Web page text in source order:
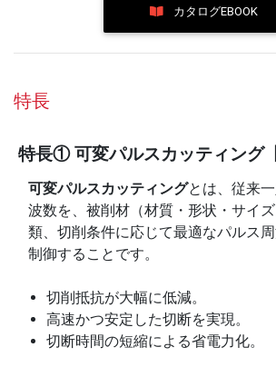
カタログEBOOK
特長
特長① 可変パルスカッティング
可変パルスカッティングとは、従来
波数を、被削材（材質・形状・サイ
類、切削条件に応じて最適なパルス
制御することです。
切削抵抗が大幅に低減。
高速かつ安定した切断を実現。
切断時間の短縮による省電力化。